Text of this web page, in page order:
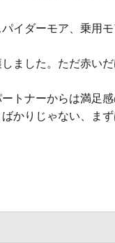
イダーモア、乗用
ました。ただ赤い
トナーからは満足
かりじゃない、ま